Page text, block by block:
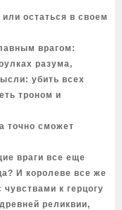
остаться в своем
врагом:
разума,
убить всех
троном и
точно сможет
враги все еще
И королеве все же
к герцогу
реликвии,